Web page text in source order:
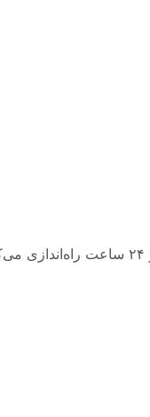
(یک‌بار برای همیشه) در کمتر